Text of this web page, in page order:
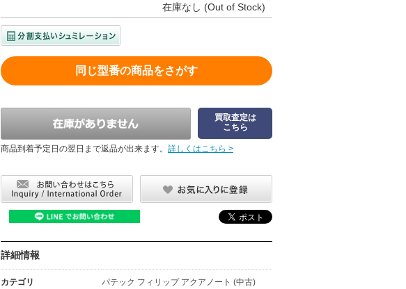
在庫なし (Out of Stock)
同じ型番の商品をさがす
買取査定は
こちら
商品到着予定日の翌日まで返品が出来ます。 詳しくはこちら >
詳細情報
カテゴリ パテック フィリップ アクアノート (中古)